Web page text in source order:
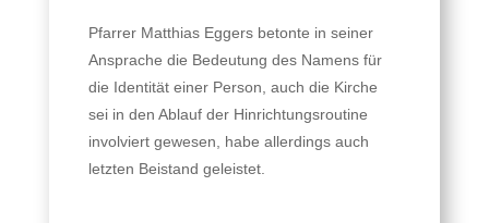
Pfarrer Matthias Eggers betonte in seiner
Ansprache die Bedeutung des Namens für
die Identität einer Person, auch die Kirche
sei in den Ablauf der Hinrichtungsroutine
involviert gewesen, habe allerdings auch
letzten Beistand geleistet.